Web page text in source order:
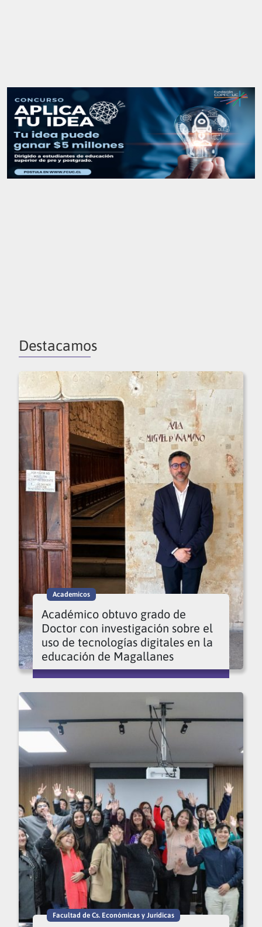
Destacamos
Academicos
Académico obtuvo grado de
Doctor con investigación sobre el
uso de tecnologías digitales en la
educación de Magallanes
Facultad de Cs. Económicas y Jurídicas